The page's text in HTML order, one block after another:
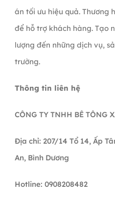
án tối ưu hiệu quả. Thương
để hỗ trợ khách hàng. Tạo
lượng đến những dịch vụ,
trường.
Thông tin liên hệ
CÔNG TY TNHH BÊ TÔNG
Địa chỉ: 207/14 Tổ 14, Ấp
An, Bình Dương
Hotline: 0908208482